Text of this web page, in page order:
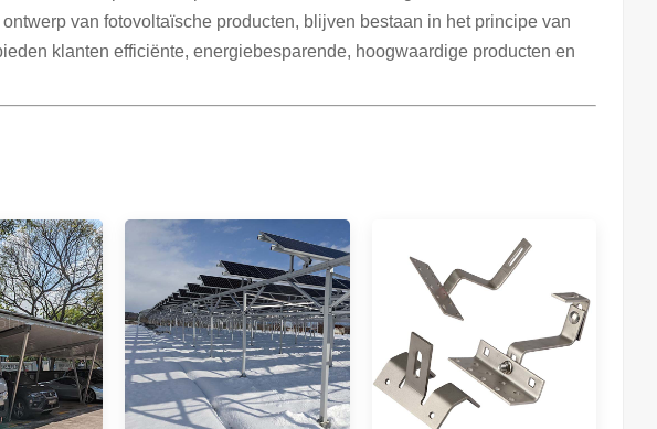
van fotovoltaïsche producten, blijven bestaan in het principe van
klanten efficiënte, energiebesparende, hoogwaardige producten en